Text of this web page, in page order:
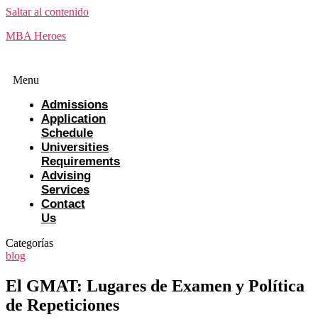
Saltar al contenido
MBA Heroes
Menu
Admissions
Application
Schedule
Universities
Requirements
Advising
Services
Contact
Us
Categorías
blog
El GMAT: Lugares de Examen y Política
de Repeticiones